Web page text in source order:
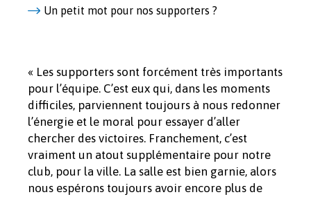
Un petit mot pour nos supporters ?
« Les supporters sont forcément très importants
pour l’équipe. C’est eux qui, dans les moments
difficiles, parviennent toujours à nous redonner
l’énergie et le moral pour essayer d’aller
chercher des victoires. Franchement, c’est
vraiment un atout supplémentaire pour notre
club, pour la ville. La salle est bien garnie, alors
nous espérons toujours avoir encore plus de